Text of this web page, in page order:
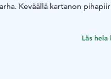
Keväällä kartanon
sekä päämajan
Läs